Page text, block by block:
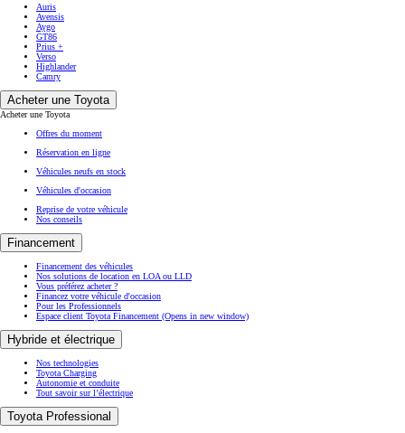
Auris
Avensis
Aygo
GT86
Prius +
Verso
Highlander
Camry
Acheter une Toyota
Acheter une Toyota
Offres du moment
Réservation en ligne
Véhicules neufs en stock
Véhicules d'occasion
Reprise de votre véhicule
Nos conseils
Financement
Financement des véhicules
Nos solutions de location en LOA ou LLD
Vous préférez acheter ?
Financez votre véhicule d'occasion
Pour les Professionnels
Espace client Toyota Financement (Opens in new window)
Hybride et électrique
Nos technologies
Toyota Charging
Autonomie et conduite
Tout savoir sur l’électrique
Toyota Professional